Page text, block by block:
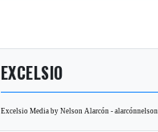
EXCELSIO
Excelsio Media by Nelson Alarcón - alarcónnelson